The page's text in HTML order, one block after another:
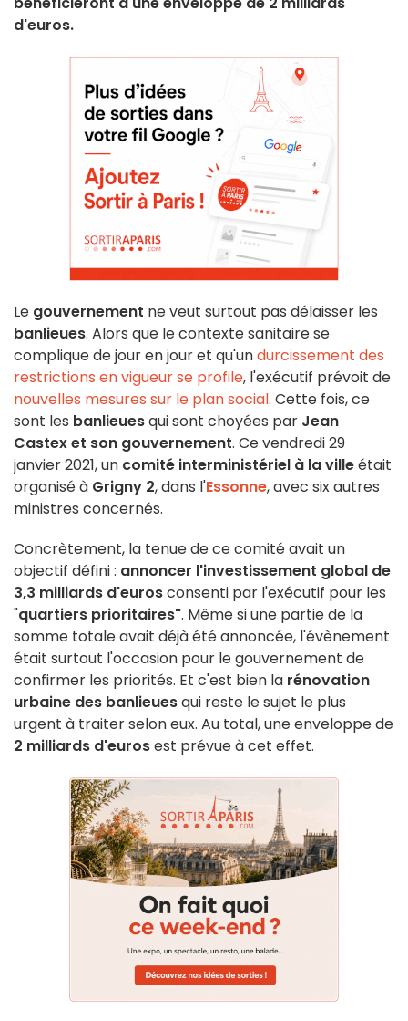
d'euros.
Le gouvernement ne veut surtout pas délaisser les
banlieues. Alors que le contexte sanitaire se
complique de jour en jour et qu'undurcissement des
restrictions en vigueur se profile, l'exécutif prévoit de
nouvelles mesures sur le plan social. Cette fois, ce
sont les banlieuesqui sont choyées par Jean
Castex et son gouvernement. Ce vendredi 29
janvier 2021, un comité interministériel à la villeétait
organisé à Grigny 2, dans l'Essonne, avec six autres
ministres concernés.
Concrètement, la tenue de ce comité avait un
objectif défini : annoncer l'investissement global de
3,3 milliards d'eurosconsenti par l'exécutif pour les
"quartiers prioritaires". Même si une partie de la
somme totale avait déjà été annoncée, l'évènement
était surtout l'occasion pour le gouvernement de
confirmer les priorités. Et c'est bien la rénovation
urbaine des banlieuesqui reste le sujet le plus
urgent à traiter selon eux. Au total, une enveloppe de
2 milliards d'eurosest prévue à cet effet.